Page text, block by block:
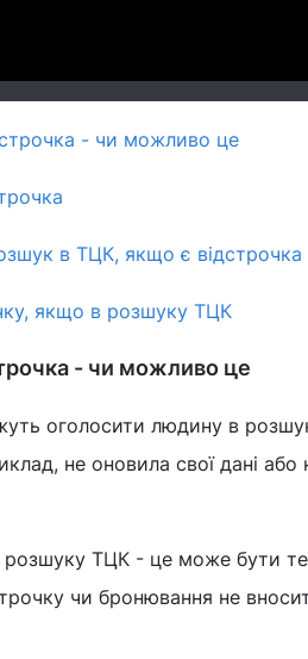
- чи можливо це
в ТЦК, якщо є відстрочка
якщо в розшуку ТЦК
- чи можливо це
оголосити людину в
не оновила свої дані або
ТЦК - це може бути
чи бронювання не